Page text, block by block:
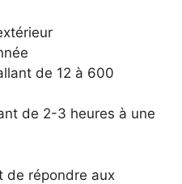
de 12 à 600
de 2-3 heures à une
de répondre aux